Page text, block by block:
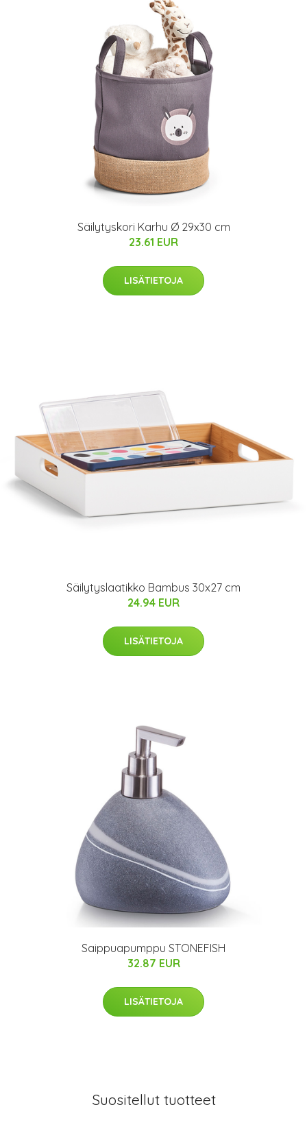
Säilytyskori Karhu Ø 29x30 cm
23.61 EUR
LISÄTIETOJA
Säilytyslaatikko Bambus 30x27 cm
24.94 EUR
LISÄTIETOJA
Saippuapumppu STONEFISH
32.87 EUR
LISÄTIETOJA
Suositellut tuotteet